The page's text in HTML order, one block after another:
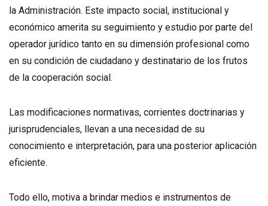
la Administración. Este impacto social, institucional y
económico amerita su seguimiento y estudio por parte del
operador jurídico tanto en su dimensión profesional como
en su condición de ciudadano y destinatario de los frutos
de la cooperación social.
Las modificaciones normativas, corrientes doctrinarias y
jurisprudenciales, llevan a una necesidad de su
conocimiento e interpretación, para una posterior aplicación
eficiente.
Todo ello, motiva a brindar medios e instrumentos de